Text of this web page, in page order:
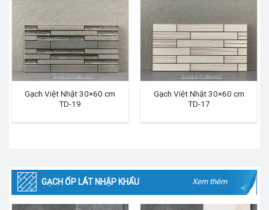
Gạch Việt Nhật 30×60 cm
TD-19
Gạch Việt Nhật 30×60 cm
TD-17
GẠCH ỐP LÁT NHẬP KHẨU Xem thêm